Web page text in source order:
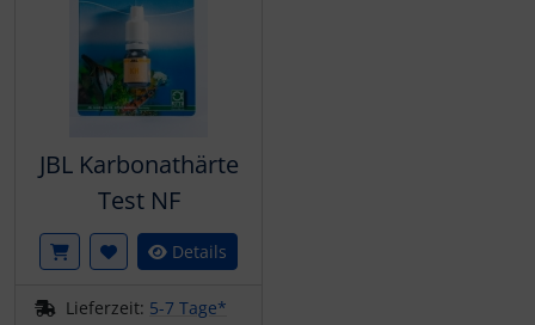
JBL Karbonathärte
Test NF
Details
Lieferzeit: 5-7 Tage*